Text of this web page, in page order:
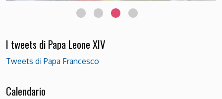
I tweets di Papa Leone XIV
Tweets di Papa Francesco
Calendario